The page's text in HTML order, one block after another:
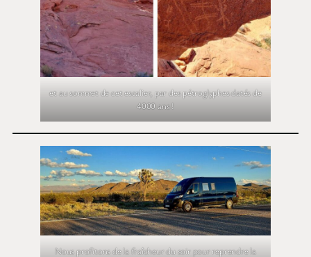
et au sommet de cet escalier, par des pétroglyphes datés de
4000 ans !
Nous profitons de la fraîcheur du soir pour reprendre la